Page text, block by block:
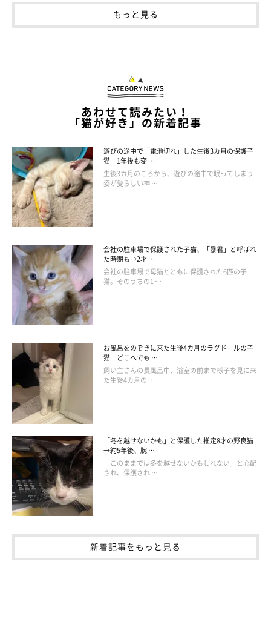
飼い主さんに心を許している証拠だと思うと、余計にかわいいで
すね♪
フシギ④くしゃみに「ニャー」と反応する
ねこのきもち投稿写真ギャラリー
もっと見る
あわせて読みたい！
「猫が好き」の新着記事
遊びの途中で「電池切れ」した生後3カ月の保護子
猫 1年後も変 …
生後3カ月のころから、遊びの途中で眠ってしまう
姿が愛らしい神 …
会社の駐車場で保護された子猫、「暴君」と呼ばれ
た時期も→2才 …
会社の駐車場で母猫とともに保護された6匹の子
猫。そのうちの1 …
お風呂をのぞきに来た生後4カ月のラグドールの子
猫 どこへでも …
飼い主さんの長風呂中、浴室の前まで様子を見に来
た生後4カ月の …
「冬を越せないかも」と保護した推定8才の野良猫
→約5年後、腕 …
「このままでは冬を越せないかもしれない」と心配
され、保護され …
新着記事をもっと見る